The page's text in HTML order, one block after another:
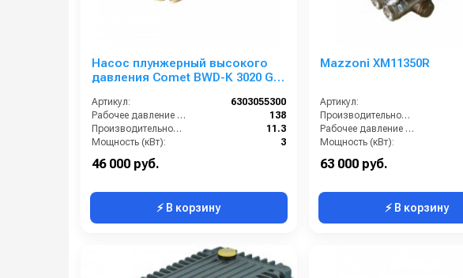
Насос плунжерный высокого
давления Comet BWD-K 3020 G
Артикул:
6303055300
Рабочее давление (бар):
138
Производительность (л/мин):
11.3
Мощность (кВт):
3
46 000 руб.
⚡ В корзину
Mazzoni XM11350R
Артикул:
Производительность (л/ч):
Рабочее давление (бар):
Мощность (кВт):
63 000 руб.
⚡ В корзину